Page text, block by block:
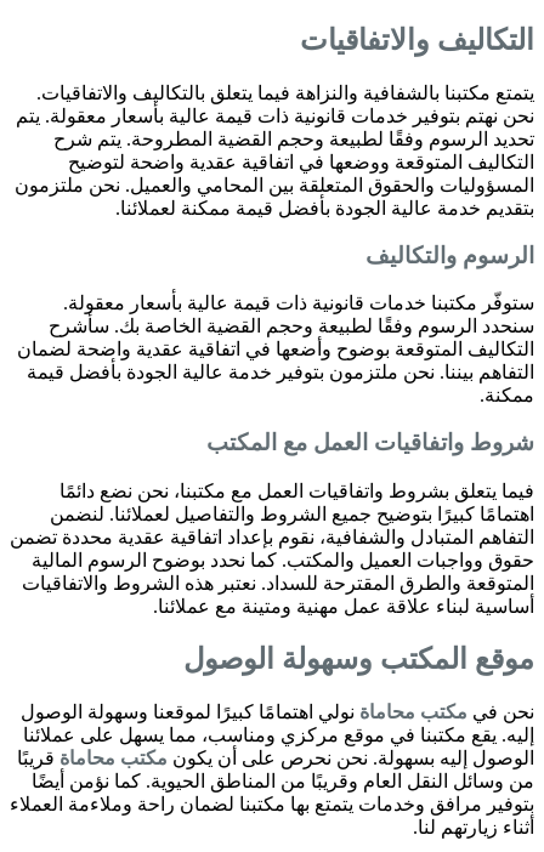
التكاليف والاتفاقيات
يتمتع مكتبنا بالشفافية والنزاهة فيما يتعلق بالتكاليف والاتفاقيات.
نحن نهتم بتوفير خدمات قانونية ذات قيمة عالية بأسعار معقولة. يتم
تحديد الرسوم وفقًا لطبيعة وحجم القضية المطروحة. يتم شرح
التكاليف المتوقعة ووضعها في اتفاقية عقدية واضحة لتوضيح
المسؤوليات والحقوق المتعلقة بين المحامي والعميل. نحن ملتزمون
بتقديم خدمة عالية الجودة بأفضل قيمة ممكنة لعملائنا.
الرسوم والتكاليف
ستوفّر مكتبنا خدمات قانونية ذات قيمة عالية بأسعار معقولة.
سنحدد الرسوم وفقًا لطبيعة وحجم القضية الخاصة بك. سأشرح
التكاليف المتوقعة بوضوح وأضعها في اتفاقية عقدية واضحة لضمان
التفاهم بيننا. نحن ملتزمون بتوفير خدمة عالية الجودة بأفضل قيمة
ممكنة.
شروط واتفاقيات العمل مع المكتب
فيما يتعلق بشروط واتفاقيات العمل مع مكتبنا، نحن نضع دائمًا
اهتمامًا كبيرًا بتوضيح جميع الشروط والتفاصيل لعملائنا. لنضمن
التفاهم المتبادل والشفافية، نقوم بإعداد اتفاقية عقدية محددة تضمن
حقوق وواجبات العميل والمكتب. كما نحدد بوضوح الرسوم المالية
المتوقعة والطرق المقترحة للسداد. نعتبر هذه الشروط والاتفاقيات
أساسية لبناء علاقة عمل مهنية ومتينة مع عملائنا.
موقع المكتب وسهولة الوصول
نحن في مكتب محاماة نولي اهتمامًا كبيرًا لموقعنا وسهولة الوصول
إليه. يقع مكتبنا في موقع مركزي ومناسب، مما يسهل على عملائنا
الوصول إليه بسهولة. نحن نحرص على أن يكون مكتب محاماة قريبًا
من وسائل النقل العام وقريبًا من المناطق الحيوية. كما نؤمن أيضًا
بتوفير مرافق وخدمات يتمتع بها مكتبنا لضمان راحة وملاءمة العملاء
أثناء زيارتهم لنا.